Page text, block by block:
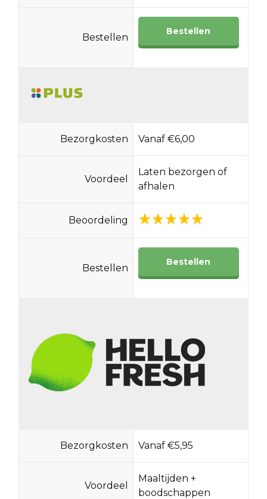
Bestellen
Bestellen
Bezorgkosten Vanaf €6,00
Voordeel
Laten bezorgen of
afhalen
Beoordeling
Bestellen
Bestellen
Bezorgkosten Vanaf €5,95
Voordeel
Maaltijden +
boodschappen